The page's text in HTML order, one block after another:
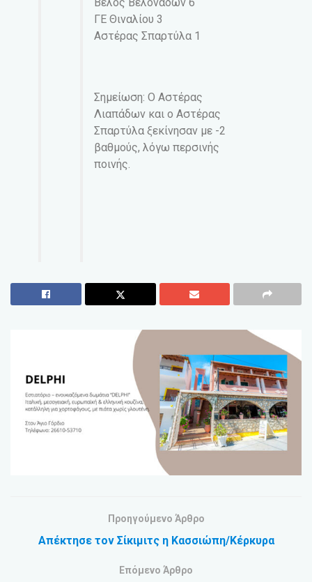
ΓΕ Θιναλίου 3
Αστέρας Σπαρτύλα 1
Σημείωση: Ο Αστέρας
Λιαπάδων και ο Αστέρας
Σπαρτύλα ξεκίνησαν με -2
βαθμούς, λόγω περσινής
ποινής.
Προηγούμενο Άρθρο
Απέκτησε τον Σίκιμιτς η Κασσιώπη/Κέρκυρα
Επόμενο Άρθρο